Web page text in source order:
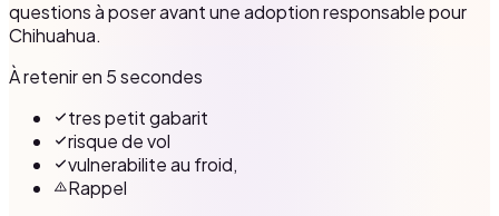
questions à poser avant une adoption responsable pour
Chihuahua.
À retenir en 5 secondes
tres petit gabarit
risque de vol
vulnerabilite au froid,
Rappel